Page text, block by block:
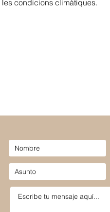
condicions climàtiques.